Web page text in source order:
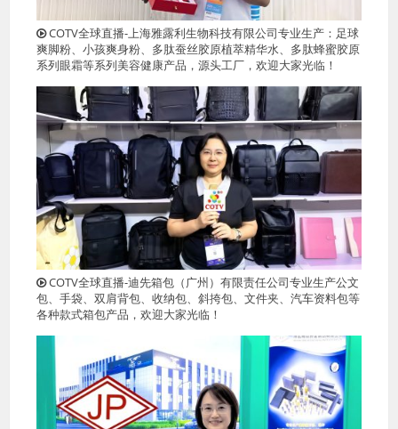
COTV全球直播-上海雅露利生物科技有限公司专业生产：足球
爽脚粉、小孩爽身粉、多肽蚕丝胶原植萃精华水、多肽蜂蜜胶原
系列眼霜等系列美容健康产品，源头工厂，欢迎大家光临！
COTV全球直播-迪先箱包（广州）有限责任公司专业生产公文
包、手袋、双肩背包、收纳包、斜挎包、文件夹、汽车资料包等
各种款式箱包产品，欢迎大家光临！